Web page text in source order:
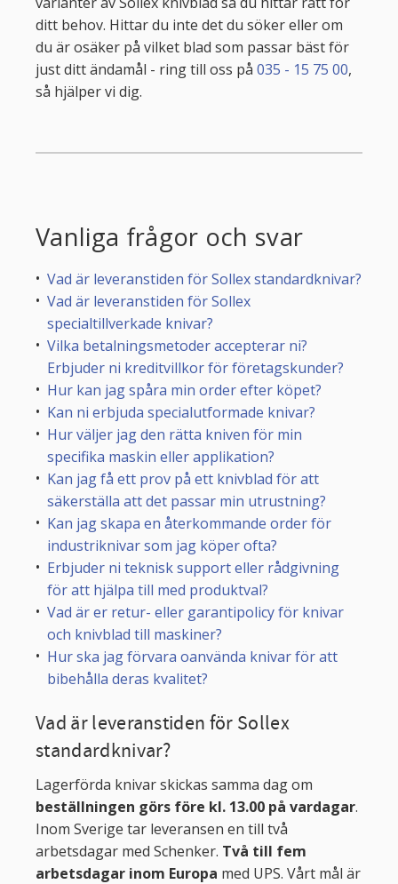
ditt behov. Hittar du inte det du söker eller om
du är osäker på vilket blad som passar bäst för
just ditt ändamål - ring till oss på 035 - 15 75 00,
så hjälper vi dig.
Vanliga frågor och svar
Vad är leveranstiden för Sollex standardknivar?
Vad är leveranstiden för Sollex
specialtillverkade knivar?
Vilka betalningsmetoder accepterar ni?
Erbjuder ni kreditvillkor för företagskunder?
Hur kan jag spåra min order efter köpet?
Kan ni erbjuda specialutformade knivar?
Hur väljer jag den rätta kniven för min
specifika maskin eller applikation?
Kan jag få ett prov på ett knivblad för att
säkerställa att det passar min utrustning?
Kan jag skapa en återkommande order för
industriknivar som jag köper ofta?
Erbjuder ni teknisk support eller rådgivning
för att hjälpa till med produktval?
Vad är er retur- eller garantipolicy för knivar
och knivblad till maskiner?
Hur ska jag förvara oanvända knivar för att
bibehålla deras kvalitet?
Vad är leveranstiden för Sollex
standardknivar?
Lagerförda knivar skickas samma dag om
beställningen görs före kl. 13.00 på vardagar.
Inom Sverige tar leveransen en till två
arbetsdagar med Schenker. Två till fem
arbetsdagar inom Europa med UPS. Vårt mål är